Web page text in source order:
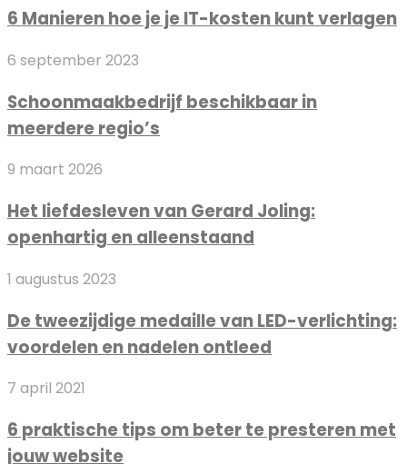
bedrijfspand
hoe
je
kosten
kunt
6 Manieren hoe je je IT-kosten kunt verlagen
Schoonmaakbedrijf
in
meerdere
6 september 2023
Schoonmaakbedrijf beschikbaar in
meerdere regio’s
Het
van
Gerard
openhartig
alleenstaand
9 maart 2026
Het liefdesleven van Gerard Joling:
openhartig en alleenstaand
De
medaille
van
verlichting:
en
nadelen
1 augustus 2023
De tweezijdige medaille van LED-verlichting:
voordelen en nadelen ontleed
6
tips
om
7 april 2021
6 praktische tips om beter te presteren met
jouw website